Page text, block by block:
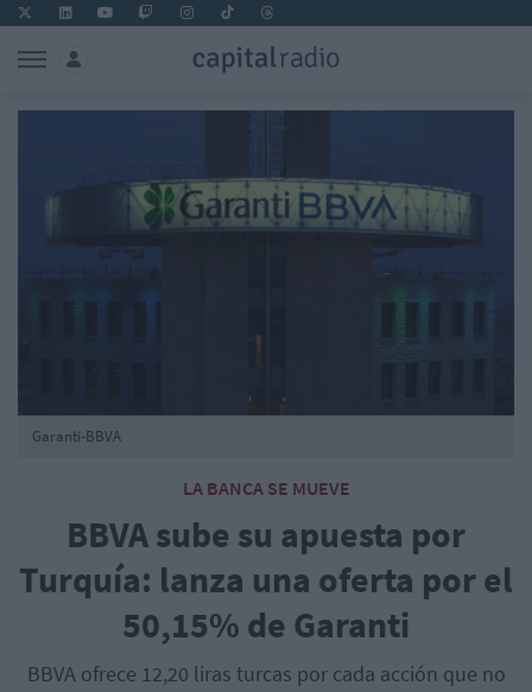
LA BANCA SE MUEVE
BBVA sube su apuesta por
Turquía: lanza una oferta por el
50,15% de Garanti
BBVA ofrece 12,20 liras turcas por cada acción que no
Garanti-BBVA